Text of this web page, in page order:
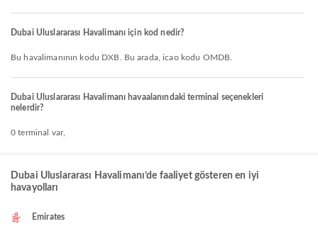
Dubai Uluslararası Havalimanı için kod nedir?
Bu havalimanının kodu DXB. Bu arada, icao kodu OMDB.
Dubai Uluslararası Havalimanı havaalanındaki terminal seçenekleri
nelerdir?
0 terminal var,
Dubai Uluslararası Havalimanı’de faaliyet gösteren en iyi
havayolları
Emirates